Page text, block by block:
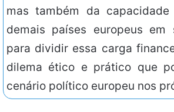
mas também da
demais países europeus em
para dividir essa carga
dilema ético e prático que
cenário político europeu nos